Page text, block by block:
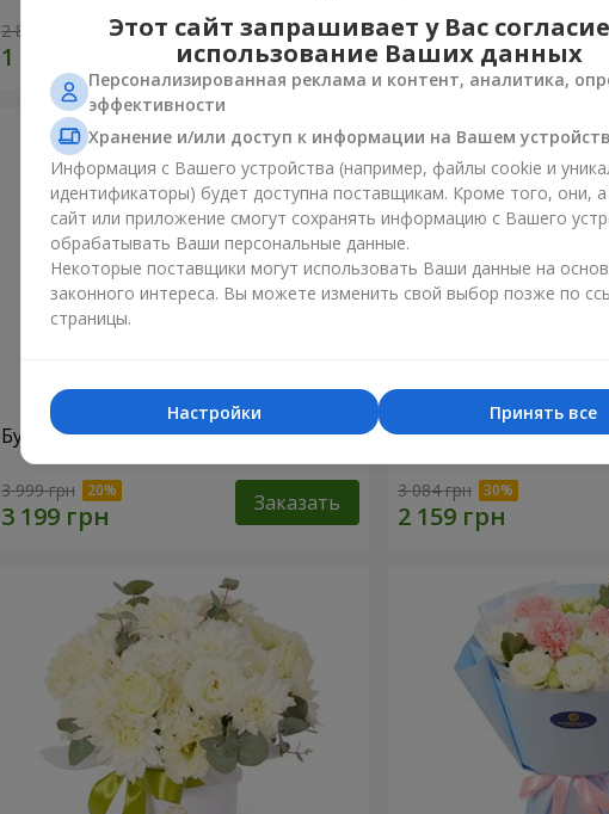
2 856 грн Заказать 6 832 грн
Букет "Magic Rose"
3 999 грн Заказать
Букет "Каприз"
3 084 грн
Этот сайт запрашивает у Вас
использование Ваших данных
Персонализированная реклама и контент, аналитика,
эффективности
Хранение и/или доступ к информации на Вашем
Информация с Вашего устройства (например, файлы cookie и
идентификаторы) будет доступна поставщикам. Кроме того, они,
сайт или приложение смогут сохранять информацию с Вашего
обрабатывать Ваши персональные данные.
Некоторые поставщики могут использовать Ваши данные на
законного интереса. Вы можете изменить свой выбор позже по
страницы.
Принять все
Настройки